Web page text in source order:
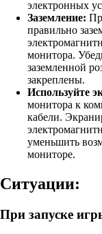
электронных
Заземление:
правильно
монитора.
заземленной
закреплены.
Используйте
монитора к
кабели.
уменьшить
мониторе.
Ситуации:
При запуске